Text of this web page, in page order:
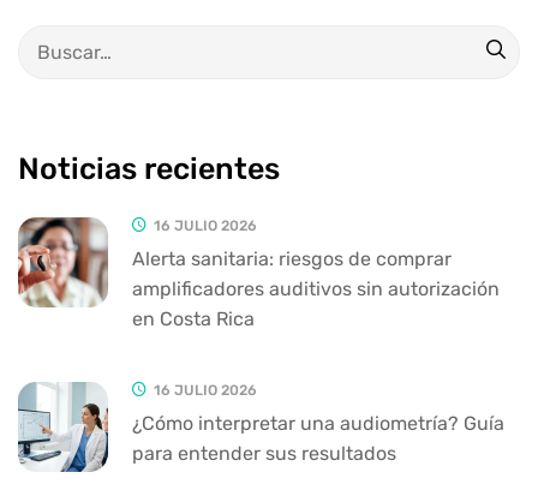
Noticias recientes
16 JULIO 2026
Alerta sanitaria: riesgos de comprar
amplificadores auditivos sin autorización
en Costa Rica
16 JULIO 2026
¿Cómo interpretar una audiometría? Guía
para entender sus resultados